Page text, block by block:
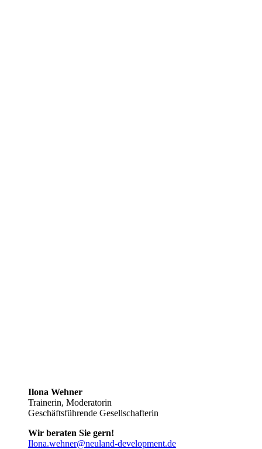
Ilona Wehner
Trainerin, Moderatorin
Geschäftsführende Gesellschafterin
Wir beraten Sie gern!
Ilona.wehner@neuland-development.de